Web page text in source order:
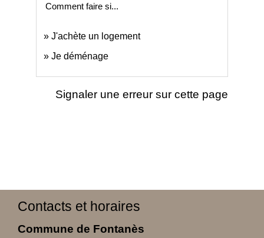
Comment faire si...
J'achète un logement
Je déménage
Signaler une erreur sur cette page
Contacts et horaires
Commune de Fontanès